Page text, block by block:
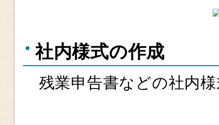
社内様式の作成
残業申告書などの社内